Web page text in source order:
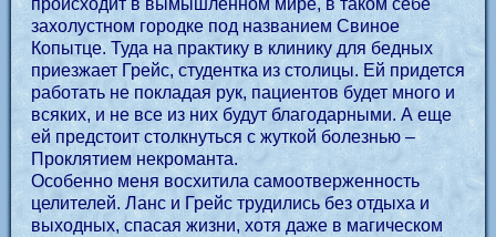
происходит в вымышленном мире, в таком себе
захолустном городке под названием Свиное
Копытце. Туда на практику в клинику для бедных
приезжает Грейс, студентка из столицы. Ей придется
работать не покладая рук, пациентов будет много и
всяких, и не все из них будут благодарными. А еще
ей предстоит столкнуться с жуткой болезнью –
Проклятием некроманта.
Особенно меня восхитила самоотверженность
целителей. Ланс и Грейс трудились без отдыха и
выходных, спасая жизни, хотя даже в магическом